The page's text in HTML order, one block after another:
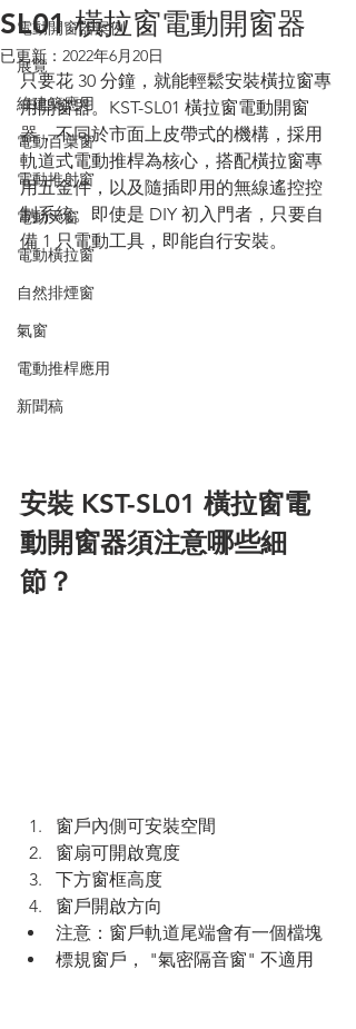
電動開窗器案例
展覽
綠建築應用
電動百葉窗
電動推射窗
電動天窗
電動橫拉窗
自然排煙窗
氣窗
電動推桿應用
新聞稿
SL01 橫拉窗電動開窗器
已更新： 2022年6月20日
只要花 30 分鐘，就能輕鬆安裝橫拉窗專
用開窗器。KST-SL01 橫拉窗電動開窗
器，不同於市面上皮帶式的機構，採用
軌道式電動推桿為核心，搭配橫拉窗專
用五金件，以及隨插即用的無線遙控控
制系統。即使是 DIY 初入門者，只要自
備 1 只電動工具，即能自行安裝。
安裝 KST-SL01 橫拉窗電
動開窗器須注意哪些細
節？
窗戶內側可安裝空間
窗扇可開啟寬度
下方窗框高度
窗戶開啟方向
注意：窗戶軌道尾端會有一個檔塊
標規窗戶， "氣密隔音窗" 不適用